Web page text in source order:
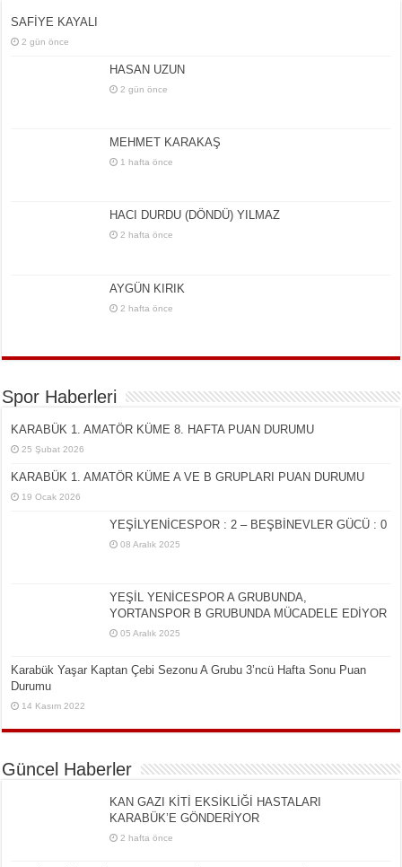
SAFİYE KAYALI
2 gün önce
HASAN UZUN
2 gün önce
MEHMET KARAKAŞ
1 hafta önce
HACI DURDU (DÖNDÜ) YILMAZ
2 hafta önce
AYGÜN KIRIK
2 hafta önce
Spor Haberleri
KARABÜK 1. AMATÖR KÜME 8. HAFTA PUAN DURUMU
25 Şubat 2026
KARABÜK 1. AMATÖR KÜME A VE B GRUPLARI PUAN DURUMU
19 Ocak 2026
YEŞİLYENİCESPOR : 2 – BEŞBİNEVLER GÜCÜ : 0
08 Aralık 2025
YEŞİL YENİCESPOR A GRUBUNDA,
YORTANSPOR B GRUBUNDA MÜCADELE EDİYOR
05 Aralık 2025
Karabük Yaşar Kaptan Çebi Sezonu A Grubu 3’ncü Hafta Sonu Puan
Durumu
14 Kasım 2022
Güncel Haberler
KAN GAZI KİTİ EKSİKLİĞİ HASTALARI
KARABÜK’E GÖNDERİYOR
2 hafta önce